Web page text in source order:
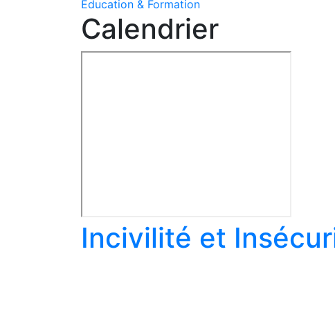
Education & Formation
Calendrier
Incivilité et